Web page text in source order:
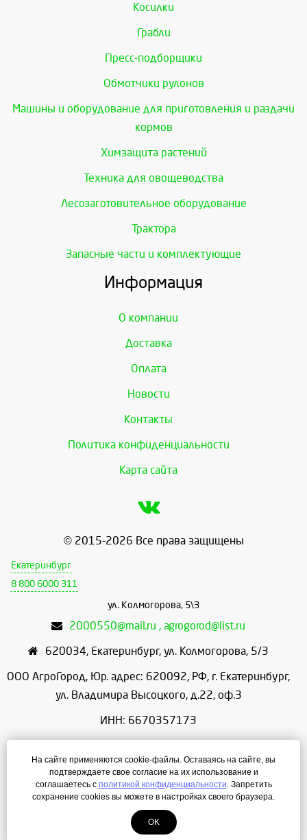
Косилки
Грабли
Пресс-подборщики
Обмотчики рулонов
Машины и оборудование для приготовления и раздачи
кормов
Химзащита растений
Техника для овощеводства
Лесозаготовительное оборудование
Трактора
Запасные части и комплектующие
Информация
О компании
Доставка
Оплата
Новости
Контакты
Политика конфиденциальности
Карта сайта
© 2015-2026 Все права защищены
Екатеринбург
8 800 6000 311
ул. Колмогорова, 5\3
2000550@mail.ru , agrogorod@list.ru
620034, Екатеринбург, ул. Колмогорова, 5/3
ООО АгроГород, Юр. адрес: 620092, РФ, г. Екатеринбург,
ул. Владимира Высоцкого, д.22, оф.3
ИНН: 6670357173
ОГРН: 1156658086166
Режим работы: с 9:00 до 18:00
Создание сайта — ЛегионА
На сайте применяются cookie-файлы. Оставаясь на сайте, вы
подтверждаете свое согласие на их использование и
соглашаетесь с политикой конфиденциальности. Запретить
сохранение cookies вы можете в настройках своего браузера.
OK